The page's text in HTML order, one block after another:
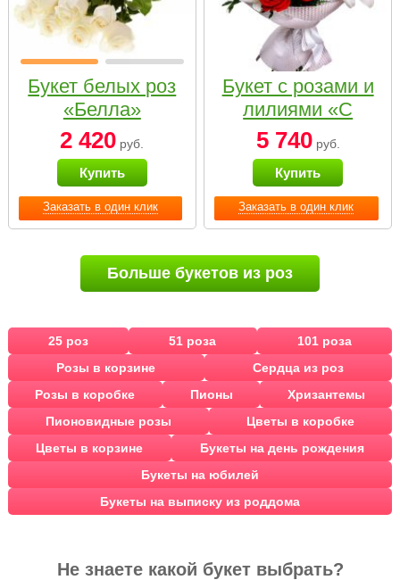
Заказать в один клик
Букет белых роз
«Белла»
2 420 руб.
Купить
Заказать в один клик
Букет с розами и
лилиями «С
наилучшими
пожеланиями»
5 740руб.
Купить
Больше букетов из роз
25 роз 51 роза
101 роза
Розы в корзине
Сердца из роз
Розы в коробке
Пионы
Хризантемы
Пионовидные розы
Цветы в коробке
Цветы в корзине
Букеты на день рождения
Букеты на юбилей
Букеты на выписку из роддома
Не знаете какой букет выбрать?